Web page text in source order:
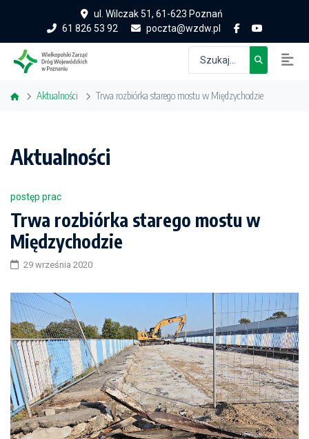
ul. Wilczak 51, 61-623 Poznań
61 826 53 92
poczta@wzdw.pl
Aktualności Trwa rozbiórka starego mostu w Międzychodzie
Aktualności
postęp prac
Trwa rozbiórka starego mostu w
Międzychodzie
29 września 2020